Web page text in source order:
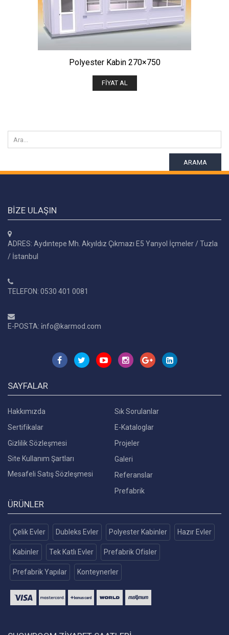
Polyester Kabin 270×750
FIYAT AL
ARAMA
BIZE ULAŞIN
ADRES: Aydıntepe Mh. Akyıldız Çıkmazı E5 Yanyol İçmeler / Tuzla
/ İstanbul
TELEFON: 0530 401 0081
E-POSTA: i̇nfo@karmod.com
SAYFALAR
Hakkımızda
Sertifikalar
Gizlilik Sözleşmesi
Site Kullanım Şartları
Mesafeli Satış Sözleşmesi
Sık Sorulanlar
E-Kataloglar
Projeler
Galeri
Referanslar
Prefabrik
ÜRÜNLER
Çelik Evler Dubleks Evler Polyester Kabinler Hazır Evler
Kabinler Tek Katlı Evler Prefabrik Ofisler
Prefabrik Yapılar Konteynerler